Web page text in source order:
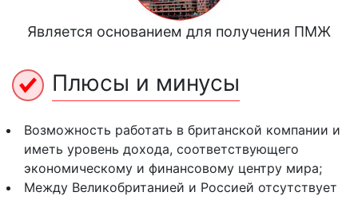
Является основанием для получения ПМЖ
Плюсы и минусы
Возможность работать в британской компании и
иметь уровень дохода, соответствующего
экономическому и финансовому центру мира;
Между Великобританией и Россией отсутствует